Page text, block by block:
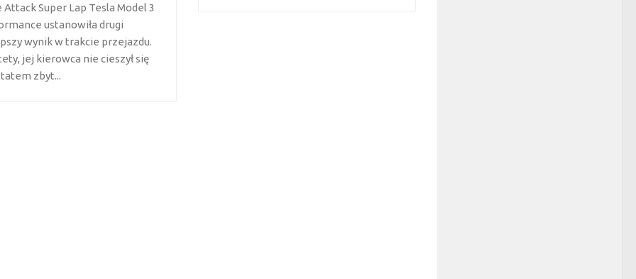
Attack Super Lap Tesla Model 3
ustanowiła drugi
wynik w trakcie przejazdu.
jej kierowca nie cieszył się
zbyt...